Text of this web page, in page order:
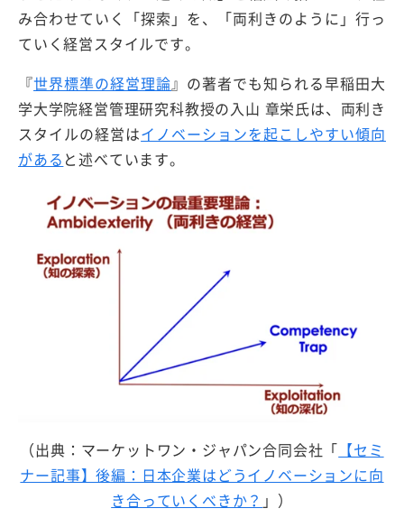
み合わせていく「探索」を、「両利きのように」行っ
ていく経営スタイルです。
『世界標準の経営理論』の著者でも知られる早稲田大
学大学院経営管理研究科教授の入山 章栄氏は、両利き
スタイルの経営はイノベーションを起こしやすい傾向
がある と述べています。
（出典：マーケットワン・ジャパン合同会社「 【セミ
ナー記事】後編：日本企業はどうイノベーションに向
き合っていくべきか？ 」）